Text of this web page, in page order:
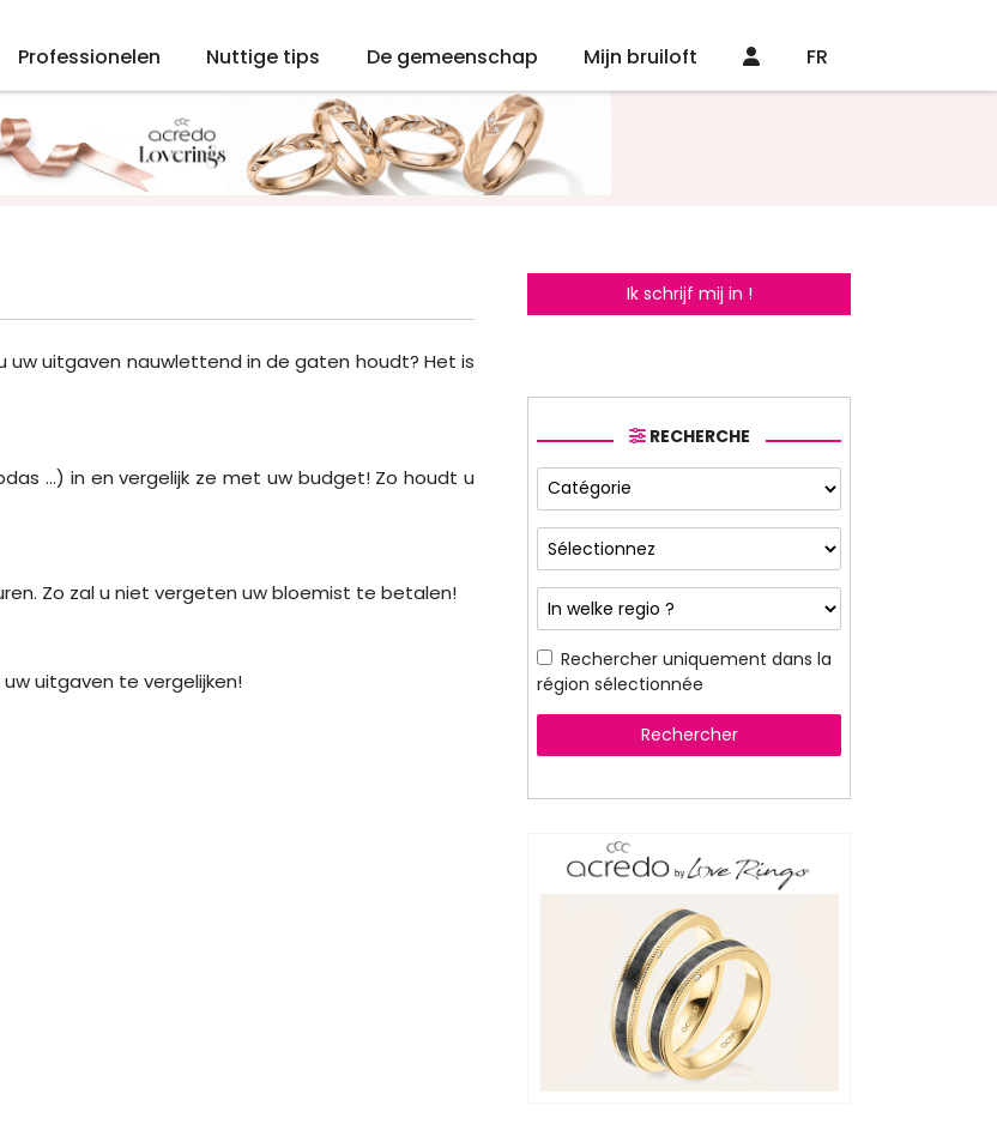
Professionelen Nuttige tips De gemeenschap Mijn bruiloft FR
uw uitgaven nauwlettend in de gaten houdt? Het is
...) in en vergelijk ze met uw budget! Zo houdt u
Zo zal u niet vergeten uw bloemist te betalen!
uitgaven te vergelijken!
Ik schrijf mij in !
RECHERCHE
Rechercher uniquement dans la
région sélectionnée
Rechercher